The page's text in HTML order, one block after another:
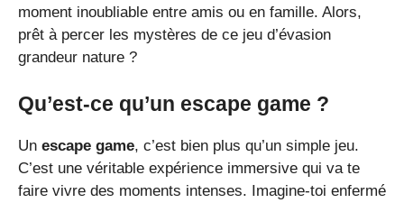
moment inoubliable entre amis ou en famille. Alors,
prêt à percer les mystères de ce jeu d’évasion
grandeur nature ?
Qu’est-ce qu’un escape game ?
Un escape game, c’est bien plus qu’un simple jeu.
C’est une véritable expérience immersive qui va te
faire vivre des moments intenses. Imagine-toi enfermé